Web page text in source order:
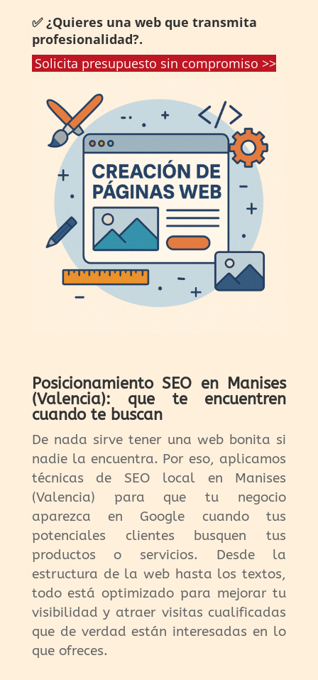
✅ ¿Quieres una web que transmita
profesionalidad?.
Solicita presupuesto sin compromiso >>
Posicionamiento SEO en Manises
(Valencia): que te encuentren
cuando te buscan
De nada sirve tener una web bonita si
nadie la encuentra. Por eso, aplicamos
técnicas de SEO local en Manises
(Valencia) para que tu negocio
aparezca en Google cuando tus
potenciales clientes busquen tus
productos o servicios. Desde la
estructura de la web hasta los textos,
todo está optimizado para mejorar tu
visibilidad y atraer visitas cualificadas
que de verdad están interesadas en lo
que ofreces.